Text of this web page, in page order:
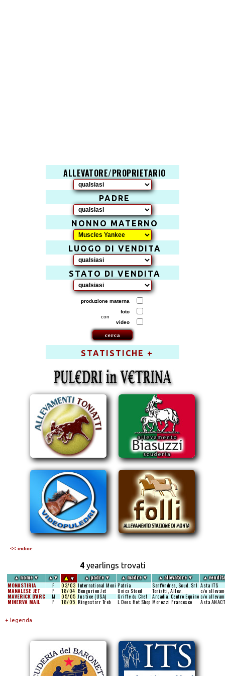
ALLEVATORE/PROPRIETARIO
PADRE
NONNO MATERNO
LUOGO DI VENDITA
STATO DI VENDITA
produzione materna
con
foto
video
STATISTICHE +
<< indice
4yearlings trovati
▲nome▼ ▲▼ ▲▼ ▲padre▼ ▲madre▼ ▲allevatore▼ ▲
MONASTIRIA F 03/03 International Moni Patria Sant'Andrea, Scud. Srl Asta ITS
MANALESE JET F 18/04 Bengurion Jet Unica Steed Toniatti, Allev. c/o
MAVERICK D'ARC M 05/05 Justice (USA) Griffe du Chef Arcadia, Centro Equino c/o
MINERVA MAIL F 18/05 Ringostarr Treb L Dees Hot Shop Morozzi Francesco Asta ANACT
+ legenda